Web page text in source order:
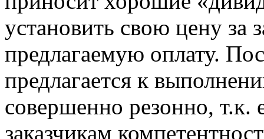
установить свою цену за
предлагаемую оплату.
предлагается к
совершенно резонно, т.к.
заказчикам